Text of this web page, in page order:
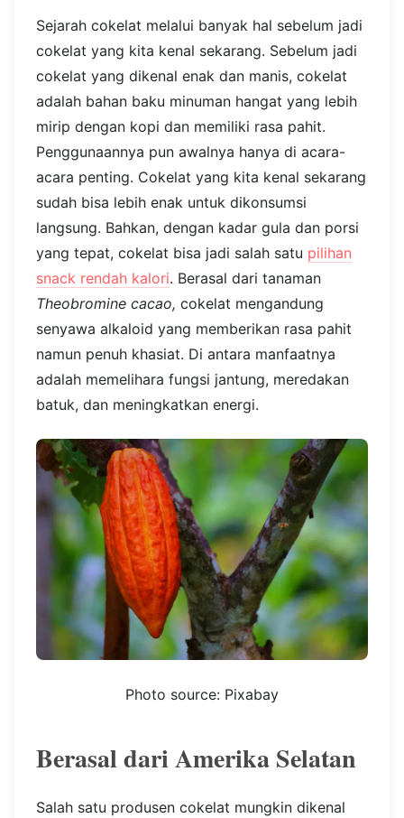
Sejarah cokelat melalui banyak hal sebelum jadi
cokelat yang kita kenal sekarang. Sebelum jadi
cokelat yang dikenal enak dan manis, cokelat
adalah bahan baku minuman hangat yang lebih
mirip dengan kopi dan memiliki rasa pahit.
Penggunaannya pun awalnya hanya di acara-
acara penting. Cokelat yang kita kenal sekarang
sudah bisa lebih enak untuk dikonsumsi
langsung. Bahkan, dengan kadar gula dan porsi
yang tepat, cokelat bisa jadi salah satu pilihan
snack rendah kalori. Berasal dari tanaman
Theobromine cacao, cokelat mengandung
senyawa alkaloid yang memberikan rasa pahit
namun penuh khasiat. Di antara manfaatnya
adalah memelihara fungsi jantung, meredakan
batuk, dan meningkatkan energi.
Photo source: Pixabay
Berasal dari Amerika Selatan
Salah satu produsen cokelat mungkin dikenal